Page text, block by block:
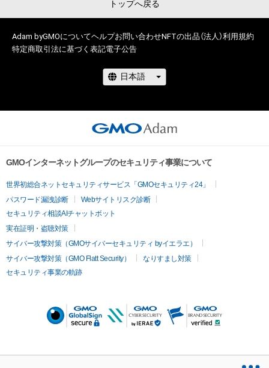
トップへ戻る
Adam byGMOについてヘルプお問い合わせNFTの出品（法人）利用規約
特定商取引法に基づく表記電子公告
GMOインターネットグループのセキュリティ事業について
世界初総合ネットセキュリティサービス「GMOセキュリティ24」
パスワード漏洩診断
Webサイトリスク診断
セキュリティ相談AIチャットボット
実在証明・盗聴対策
サイバー攻撃対策（GMOサイバーセキュリティ byイエラエ）
サイバー攻撃対策（GMO Flatt Security）
なりすまし対策
セキュリティ事業の軌跡